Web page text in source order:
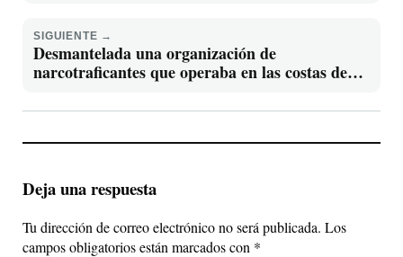
SIGUIENTE →
Desmantelada una organización de
narcotraficantes que operaba en las costas de
Deja una respuesta
Tu dirección de correo electrónico no será publicada. Los
campos obligatorios están marcados con *